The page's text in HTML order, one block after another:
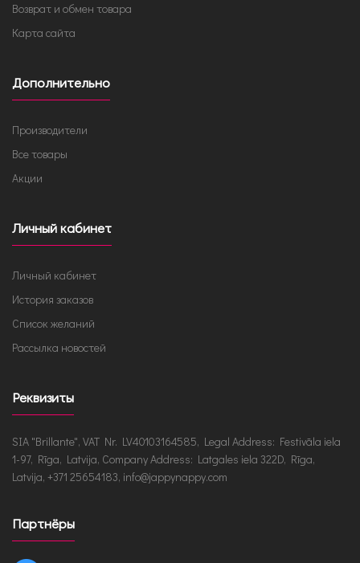
Возврат и обмен товара
Карта сайта
Дополнительно
Производители
Все товары
Акции
Личный кабинет
Личный кабинет
История заказов
Список желаний
Рассылка новостей
Реквизиты
SIA "Brillante", VAT Nr. LV40103164585, Legal Address: Festivāla iela
1-97, Rīga, Latvija, Company Address: Latgales iela 322D, Rīga,
Latvija, +371 25654183, info@jappynappy.com
Партнёры